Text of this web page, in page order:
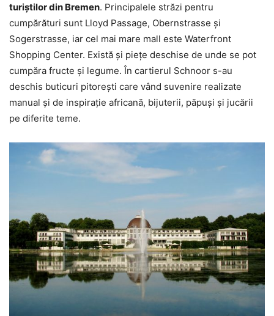
turiștilor din Bremen. Principalele străzi pentru
cumpărături sunt Lloyd Passage, Obernstrasse și
Sogerstrasse, iar cel mai mare mall este Waterfront
Shopping Center. Există și piețe deschise de unde se pot
cumpăra fructe și legume. În cartierul Schnoor s-au
deschis buticuri pitorești care vând suvenire realizate
manual și de inspirație africană, bijuterii, păpuși și jucării
pe diferite teme.